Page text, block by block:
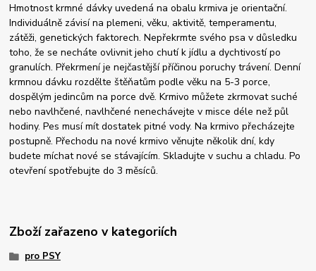
Hmotnost krmné dávky uvedená na obalu krmiva je orientační.
Individuálně závisí na plemeni, věku, aktivitě, temperamentu,
zátěži, genetických faktorech. Nepřekrmte svého psa v důsledku
toho, že se necháte ovlivnit jeho chutí k jídlu a dychtivostí po
granulích. Překrmení je nejčastější příčinou poruchy trávení. Denní
krmnou dávku rozdělte štěňatům podle věku na 5-3 porce,
dospělým jedincům na porce dvě. Krmivo můžete zkrmovat suché
nebo navlhčené, navlhčené nenechávejte v misce déle než půl
hodiny. Pes musí mít dostatek pitné vody. Na krmivo přecházejte
postupně. Přechodu na nové krmivo věnujte několik dní, kdy
budete míchat nové se stávajícím. Skladujte v suchu a chladu. Po
otevření spotřebujte do 3 měsíců.
Zboží zařazeno v kategoriích
pro PSY